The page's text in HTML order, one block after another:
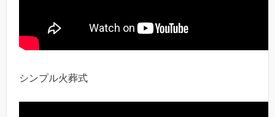
シンプル火葬式